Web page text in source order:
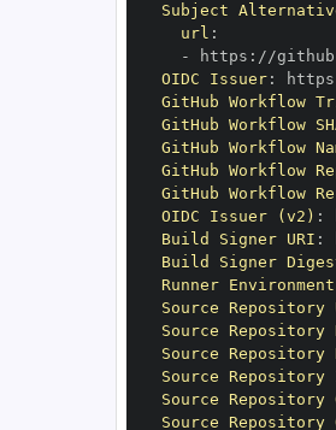
Subject
url :
-
https : //
OIDC Issuer: https
GitHub Workflow
GitHub Workflow
GitHub Workflow
GitHub Workflow
GitHub Workflow
OIDC Issuer (v2) :
Build Signer URI :
Build Signer
Runner Environment
Source Repository
Source Repository
Source Repository
Source
Source Repository
Source